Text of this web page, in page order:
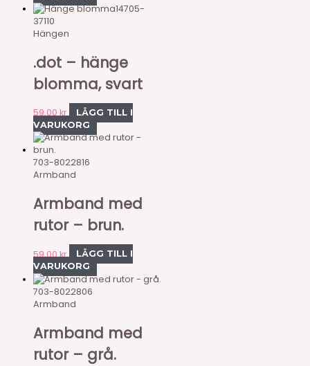
14705-
37110
Hängen
.dot – hänge
blomma, svart
59,00 kr
LÄGG TILL I
VARUKORG
703-8022816
Armband
Armband med
rutor – brun.
59,00kr
LÄGG TILL I
VARUKORG
703-8022806
Armband
Armband med
rutor – grå.